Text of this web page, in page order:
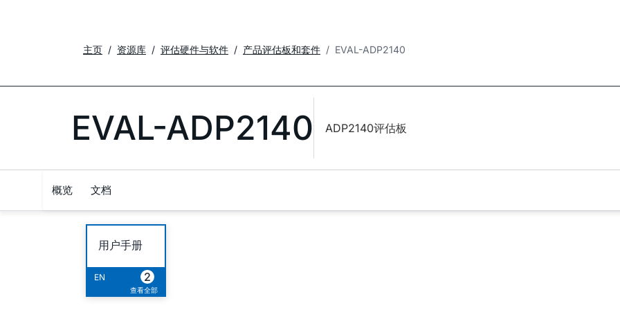
主页 资源库 评估硬件与软件 产品评估板和套件 EVAL-ADP2140
EVAL-ADP2140 ADP2140评估板
概览 文档
用户手册
EN 2
查看全部